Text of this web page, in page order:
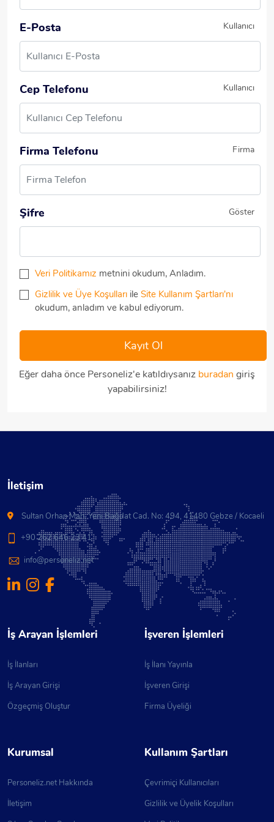
E-Posta Kullanıcı
Cep Telefonu Kullanıcı
Firma Telefonu Firma
Şifre Göster
Veri Politikamız metnini okudum, Anladım.
Gizlilik ve Üye Koşulları ileSite Kullanım Şartları'nı
okudum, anladım ve kabul ediyorum.
Eğer daha önce Personeliz'e katıldıysanız buradan giriş
yapabilirsiniz!
İletişim
Sultan Orhan Mah. Yeni Bağdat Cad. No: 494, 41480 Gebze / Kocaeli
+90 262 646 23 41
info@personeliz.net
İş Arayan İşlemleri
İş İlanları
İş Arayan Girişi
Özgeçmiş Oluştur
İşveren İşlemleri
İş İlanı Yayınla
İşveren Girişi
Firma Üyeliği
Kurumsal
Personeliz.net Hakkında
İletişim
Kullanım Şartları
Çevrimiçi Kullanıcıları
Gizlilik ve Üyelik Koşulları